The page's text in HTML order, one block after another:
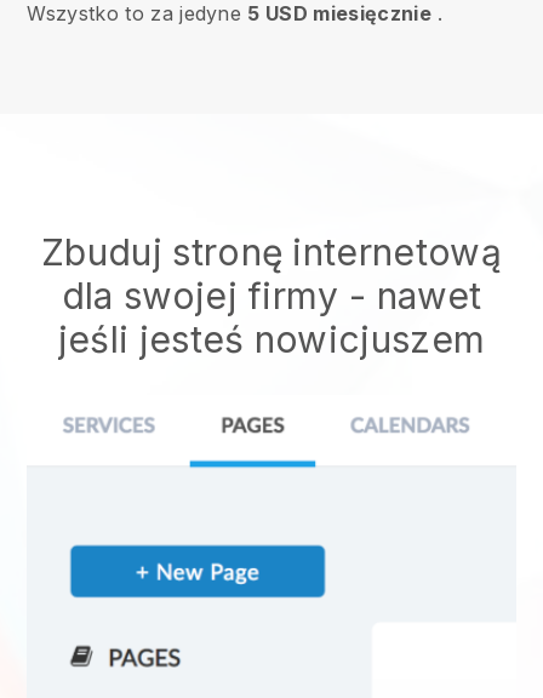
Wszystko to za jedyne 5 USD miesięcznie.
Zbuduj stronę internetową
dla swojej firmy - nawet
jeśli jesteś nowicjuszem